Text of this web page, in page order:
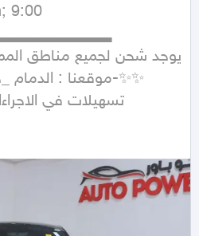
تسهيلات في